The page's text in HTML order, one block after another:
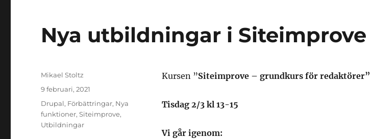
Nya utbildningar i Siteimprove
Kursen ”Siteimprove – grundkurs för redaktörer”
Tisdag 2/3 kl 13-15
Vi går igenom:
Författare
Mikael Stoltz
Postat
9 februari, 2021
Kategorier
Drupal, Förbättringar, Nya
funktioner,Siteimprove,
Utbildningar